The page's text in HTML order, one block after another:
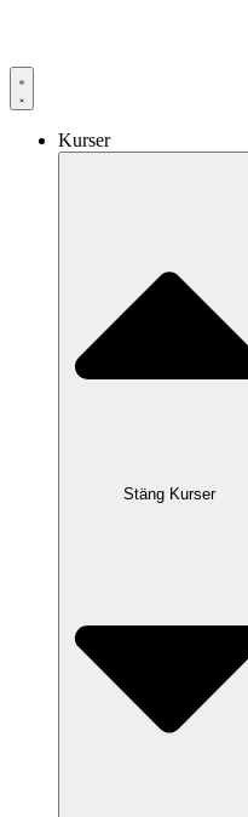
innehåll
Kurser
Stäng Kurser